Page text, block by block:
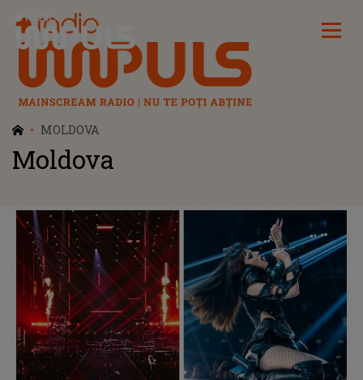
Radio Impuls
MOLDOVA
Moldova